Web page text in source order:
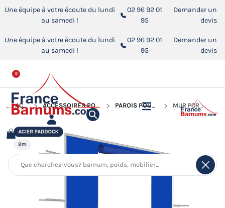
Une équipe à votre écoute du lundi
au samedi !
02 96 92 01
95
Demander un
devis
Une équipe à votre écoute du lundi
au samedi !
02 96 92 01
95
Demander un
devis
0
ACCUEIL ACCESSOIRES POUR BARNUMS PLIANTS PAROIS POUR BARNUM PLIANT MUR PORTE - 290G/M²